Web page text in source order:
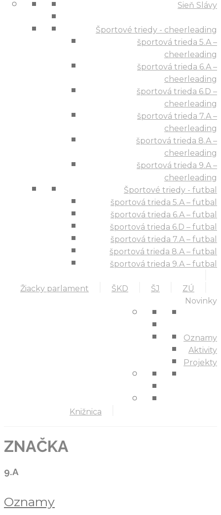
Sieň Slávy
Športové triedy - cheerleading
športová trieda 5.A –
cheerleading
športová trieda 6.A –
cheerleading
športová trieda 6.D –
cheerleading
športová trieda 7.A –
cheerleading
športová trieda 8.A –
cheerleading
športová trieda 9.A –
cheerleading
Športové triedy - futbal
športová trieda 5.A – futbal
športová trieda 6.A – futbal
športová trieda 6.D – futbal
športová trieda 7.A – futbal
športová trieda 8.A – futbal
športová trieda 9.A – futbal
Žiacky parlament ŠKD ŠJ ZÚ
Knižnica
Novinky
Oznamy
Aktivity
Projekty
ZNAČKA
9.A
Oznamy